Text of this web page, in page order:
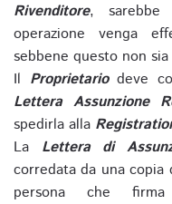
Rivenditore, sarebbe
operazione venga
sebbene questo non
Il Proprietariodeve
Lettera Assunzione
spedirla alla
La Lettera di
corredata da una
persona che